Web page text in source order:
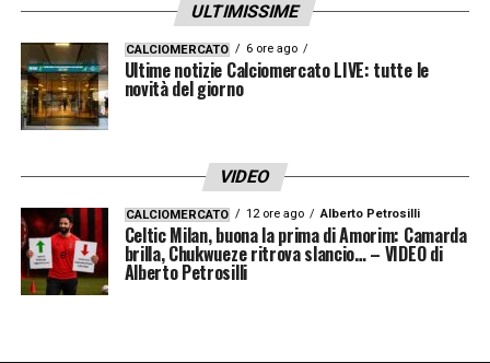
ULTIMISSIME
CALCIOMERCATO 6 ore ago
Ultime notizie Calciomercato LIVE: tutte le
novità del giorno
VIDEO
CALCIOMERCATO 12 ore ago Alberto Petrosilli
Celtic Milan, buona la prima di Amorim: Camarda
brilla, Chukwueze ritrova slancio… – VIDEO di
Alberto Petrosilli